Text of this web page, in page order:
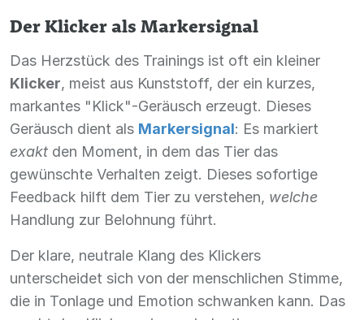
Der Klicker als Markersignal
Das Herzstück des Trainings ist oft ein kleiner
Klicker, meist aus Kunststoff, der ein kurzes,
markantes "Klick"-Geräusch erzeugt. Dieses
Geräusch dient als Markersignal: Es markiert
exakt den Moment, in dem das Tier das
gewünschte Verhalten zeigt. Dieses sofortige
Feedback hilft dem Tier zu verstehen, welche
Handlung zur Belohnung führt.
Der klare, neutrale Klang des Klickers
unterscheidet sich von der menschlichen Stimme,
die in Tonlage und Emotion schwanken kann. Das